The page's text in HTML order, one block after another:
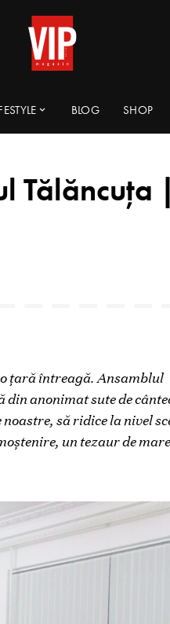
BLOG SHOP
Tălăncuța |
țară întreagă. Ansamblul
anonimat sute de
să ridice la nivel
un tezaur de